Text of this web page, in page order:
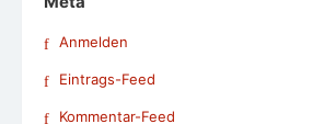
Anmelden
Eintrags-Feed
Kommentar-Feed